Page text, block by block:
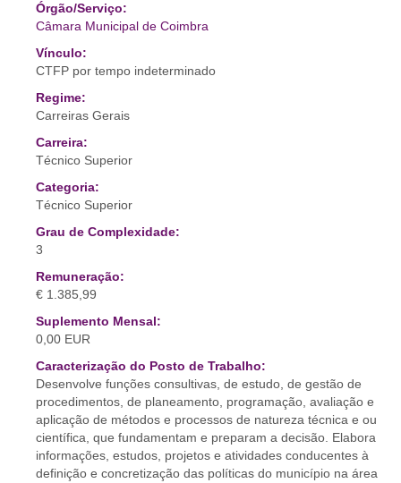
Órgão/Serviço:
Câmara Municipal de Coimbra
Vínculo:
CTFP por tempo indeterminado
Regime:
Carreiras Gerais
Carreira:
Técnico Superior
Categoria:
Técnico Superior
Grau de Complexidade:
3
Remuneração:
€ 1.385,99
Suplemento Mensal:
0,00 EUR
Caracterização do Posto de Trabalho:
Desenvolve funções consultivas, de estudo, de gestão de
procedimentos, de planeamento, programação, avaliação e
aplicação de métodos e processos de natureza técnica e ou
científica, que fundamentam e preparam a decisão. Elabora
informações, estudos, projetos e atividades conducentes à
definição e concretização das políticas do município na área